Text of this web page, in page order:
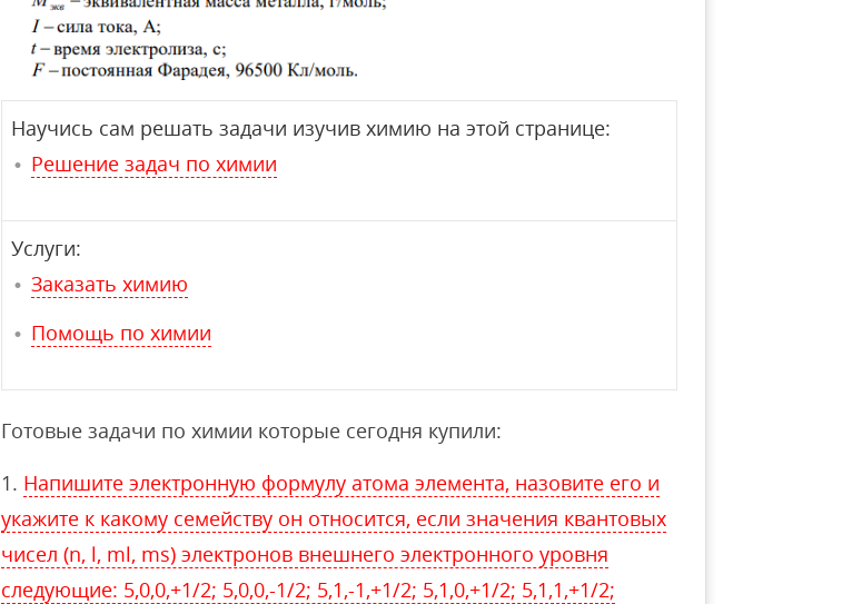
Научись сам решать задачи изучив химию на этой странице:
Решение задач по химии
Услуги:
Заказать химию
Помощь по химии
Готовые задачи по химии которые сегодня купили:
Напишите электронную формулу атома элемента, назовите его и
укажите к какому семейству он относится, если значения квантовых
чисел (n, l, ml, ms) электронов внешнего электронного уровня
следующие: 5,0,0,+1/2; 5,0,0,-1/2; 5,1,-1,+1/2; 5,1,0,+1/2; 5,1,1,+1/2;